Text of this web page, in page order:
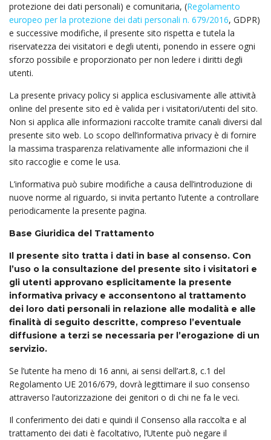
protezione dei dati personali) e comunitaria, (Regolamento
europeo per la protezione dei dati personali n. 679/2016, GDPR)
e successive modifiche, il presente sito rispetta e tutela la
riservatezza dei visitatori e degli utenti, ponendo in essere ogni
sforzo possibile e proporzionato per non ledere i diritti degli
utenti.
La presente privacy policy si applica esclusivamente alle attività
online del presente sito ed è valida per i visitatori/utenti del sito.
Non si applica alle informazioni raccolte tramite canali diversi dal
presente sito web. Lo scopo dell’informativa privacy è di fornire
la massima trasparenza relativamente alle informazioni che il
sito raccoglie e come le usa.
L’informativa può subire modifiche a causa dell’introduzione di
nuove norme al riguardo, si invita pertanto l’utente a controllare
periodicamente la presente pagina.
Base Giuridica del Trattamento
Il presente sito tratta i dati in base al consenso. Con
l’uso o la consultazione del presente sito i visitatori e
gli utenti approvano esplicitamente la presente
informativa privacy e acconsentono al trattamento
dei loro dati personali in relazione alle modalità e alle
finalità di seguito descritte, compreso l’eventuale
diffusione a terzi se necessaria per l’erogazione di un
servizio.
Se l’utente ha meno di 16 anni, ai sensi dell’art.8, c.1 del
Regolamento UE 2016/679, dovrà legittimare il suo consenso
attraverso l’autorizzazione dei genitori o di chi ne fa le veci.
Il conferimento dei dati e quindi il Consenso alla raccolta e al
trattamento dei dati è facoltativo, l’Utente può negare il